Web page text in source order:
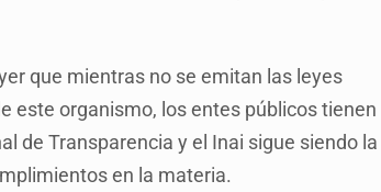
que mientras no se emitan las leyes
este organismo, los entes públicos tienen
de Transparencia y el Inai sigue siendo la
en la materia.